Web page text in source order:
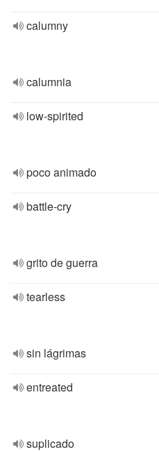
calumny
calumnia
low-spirited
poco animado
battle-cry
grito de guerra
tearless
sin lágrimas
entreated
suplicado